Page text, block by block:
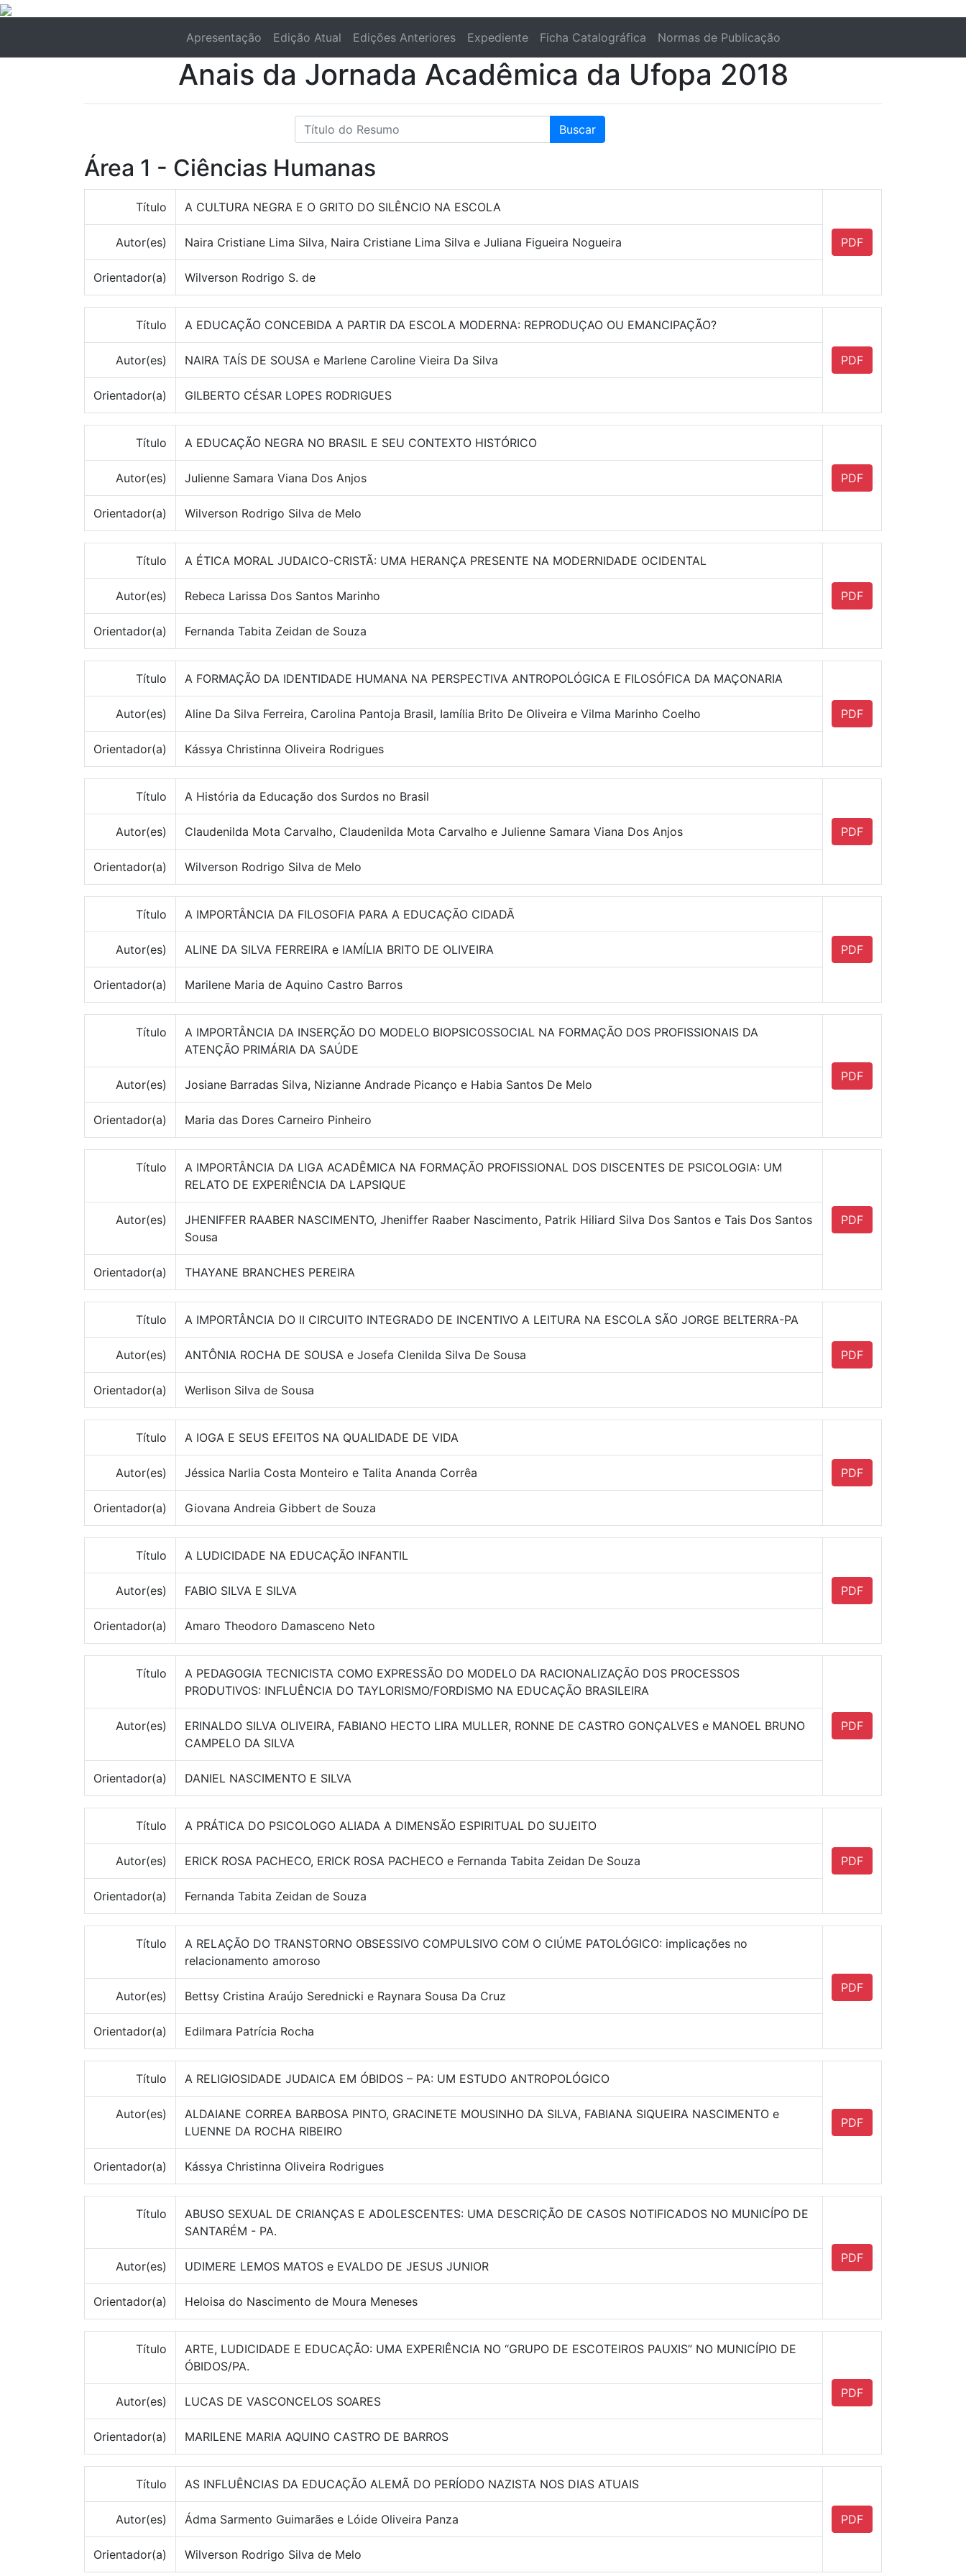
Apresentação Edição Atual Edições Anteriores Expediente Ficha Catalográfica Normas de Publicação
Anais da Jornada Acadêmica da Ufopa 2018
Buscar
Área 1 - Ciências Humanas
Título A CULTURA NEGRA E O GRITO DO SILÊNCIO NA ESCOLA
PDF
Autor(es) Naira Cristiane Lima Silva, Naira Cristiane Lima Silva e Juliana Figueira Nogueira
Orientador(a) Wilverson Rodrigo S. de
Título A EDUCAÇÃO CONCEBIDA A PARTIR DA ESCOLA MODERNA: REPRODUÇAO OU EMANCIPAÇÃO?
PDF
Autor(es) NAIRA TAÍS DE SOUSA e Marlene Caroline Vieira Da Silva
Orientador(a) GILBERTO CÉSAR LOPES RODRIGUES
Título A EDUCAÇÃO NEGRA NO BRASIL E SEU CONTEXTO HISTÓRICO
PDF
Autor(es) Julienne Samara Viana Dos Anjos
Orientador(a) Wilverson Rodrigo Silva de Melo
Título A ÉTICA MORAL JUDAICO-CRISTÃ: UMA HERANÇA PRESENTE NA MODERNIDADE OCIDENTAL
PDF
Autor(es) Rebeca Larissa Dos Santos Marinho
Orientador(a) Fernanda Tabita Zeidan de Souza
Título A FORMAÇÃO DA IDENTIDADE HUMANA NA PERSPECTIVA ANTROPOLÓGICA E FILOSÓFICA DA MAÇONARIA
PDF
Autor(es) Aline Da Silva Ferreira, Carolina Pantoja Brasil, Iamília Brito De Oliveira e Vilma Marinho Coelho
Orientador(a) Kássya Christinna Oliveira Rodrigues
Título A História da Educação dos Surdos no Brasil
PDF
Autor(es) Claudenilda Mota Carvalho, Claudenilda Mota Carvalho e Julienne Samara Viana Dos Anjos
Orientador(a) Wilverson Rodrigo Silva de Melo
Título A IMPORTÂNCIA DA FILOSOFIA PARA A EDUCAÇÃO CIDADÃ
PDF
Autor(es) ALINE DA SILVA FERREIRA e IAMÍLIA BRITO DE OLIVEIRA
Orientador(a) Marilene Maria de Aquino Castro Barros
Título
A IMPORTÂNCIA DA INSERÇÃO DO MODELO BIOPSICOSSOCIAL NA FORMAÇÃO DOS PROFISSIONAIS DA
ATENÇÃO PRIMÁRIA DA SAÚDE
PDF
Autor(es) Josiane Barradas Silva, Nizianne Andrade Picanço e Habia Santos De Melo
Orientador(a) Maria das Dores Carneiro Pinheiro
Título
A IMPORTÂNCIA DA LIGA ACADÊMICA NA FORMAÇÃO PROFISSIONAL DOS DISCENTES DE PSICOLOGIA: UM
RELATO DE EXPERIÊNCIA DA LAPSIQUE
PDF
Autor(es)
JHENIFFER RAABER NASCIMENTO, Jheniffer Raaber Nascimento, Patrik Hiliard Silva Dos Santos e Tais Dos Santos
Sousa
Orientador(a) THAYANE BRANCHES PEREIRA
Título A IMPORTÂNCIA DO II CIRCUITO INTEGRADO DE INCENTIVO A LEITURA NA ESCOLA SÃO JORGE BELTERRA-PA
PDF
Autor(es) ANTÔNIA ROCHA DE SOUSA e Josefa Clenilda Silva De Sousa
Orientador(a) Werlison Silva de Sousa
Título A IOGA E SEUS EFEITOS NA QUALIDADE DE VIDA
PDF
Autor(es) Jéssica Narlia Costa Monteiro e Talita Ananda Corrêa
Orientador(a) Giovana Andreia Gibbert de Souza
Título A LUDICIDADE NA EDUCAÇÃO INFANTIL
PDF
Autor(es) FABIO SILVA E SILVA
Orientador(a) Amaro Theodoro Damasceno Neto
Título
A PEDAGOGIA TECNICISTA COMO EXPRESSÃO DO MODELO DA RACIONALIZAÇÃO DOS PROCESSOS
PRODUTIVOS: INFLUÊNCIA DO TAYLORISMO/FORDISMO NA EDUCAÇÃO BRASILEIRA
PDF
Autor(es)
ERINALDO SILVA OLIVEIRA, FABIANO HECTO LIRA MULLER, RONNE DE CASTRO GONÇALVES e MANOEL BRUNO
CAMPELO DA SILVA
Orientador(a) DANIEL NASCIMENTO E SILVA
Título A PRÁTICA DO PSICOLOGO ALIADA A DIMENSÃO ESPIRITUAL DO SUJEITO
PDF
Autor(es) ERICK ROSA PACHECO, ERICK ROSA PACHECO e Fernanda Tabita Zeidan De Souza
Orientador(a) Fernanda Tabita Zeidan de Souza
Título
A RELAÇÃO DO TRANSTORNO OBSESSIVO COMPULSIVO COM O CIÚME PATOLÓGICO: implicações no
relacionamento amoroso
PDF
Autor(es) Bettsy Cristina Araújo Serednicki e Raynara Sousa Da Cruz
Orientador(a) Edilmara Patrícia Rocha
Título A RELIGIOSIDADE JUDAICA EM ÓBIDOS – PA: UM ESTUDO ANTROPOLÓGICO
PDF
Autor(es)
ALDAIANE CORREA BARBOSA PINTO, GRACINETE MOUSINHO DA SILVA, FABIANA SIQUEIRA NASCIMENTO e
LUENNE DA ROCHA RIBEIRO
Orientador(a) Kássya Christinna Oliveira Rodrigues
Título
ABUSO SEXUAL DE CRIANÇAS E ADOLESCENTES: UMA DESCRIÇÃO DE CASOS NOTIFICADOS NO MUNICÍPO DE
SANTARÉM - PA.
PDF
Autor(es) UDIMERE LEMOS MATOS e EVALDO DE JESUS JUNIOR
Orientador(a) Heloisa do Nascimento de Moura Meneses
Título
ARTE, LUDICIDADE E EDUCAÇÃO: UMA EXPERIÊNCIA NO “GRUPO DE ESCOTEIROS PAUXIS” NO MUNICÍPIO DE
ÓBIDOS/PA.
PDF
Autor(es) LUCAS DE VASCONCELOS SOARES
Orientador(a) MARILENE MARIA AQUINO CASTRO DE BARROS
Título AS INFLUÊNCIAS DA EDUCAÇÃO ALEMÃ DO PERÍODO NAZISTA NOS DIAS ATUAIS
PDF
Autor(es) Ádma Sarmento Guimarães e Lóide Oliveira Panza
Orientador(a) Wilverson Rodrigo Silva de Melo